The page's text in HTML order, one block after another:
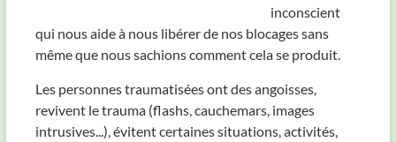
inconscient
qui nous aide à nous libérer de nos blocages sans
même que nous sachions comment cela se produit.
Les personnes traumatisées ont des angoisses,
revivent le trauma (flashs, cauchemars, images
intrusives...), évitent certaines situations, activités,